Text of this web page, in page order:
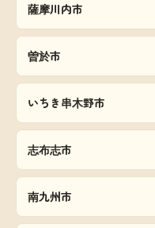
薩摩川内市
曽於市
いちき串木野市
志布志市
南九州市